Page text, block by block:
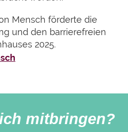
Mensch förderte die
und den barrierefreien
2025.
mitbringen?